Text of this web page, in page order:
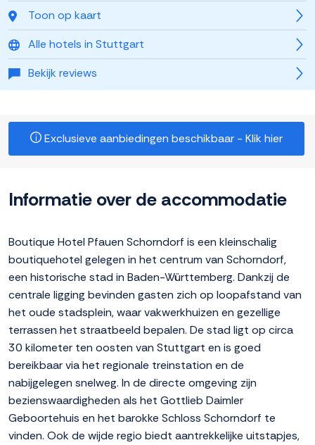
Toon op kaart
Alle hotels in Stuttgart
Bekijk reviews
Exclusieve aanbiedingen beschikbaar - Klik hier
Informatie over de accommodatie
Boutique Hotel Pfauen Schorndorf is een kleinschalig
boutiquehotel gelegen in het centrum van Schorndorf,
een historische stad in Baden-Württemberg. Dankzij de
centrale ligging bevinden gasten zich op loopafstand van
het oude stadsplein, waar vakwerkhuizen en gezellige
terrassen het straatbeeld bepalen. De stad ligt op circa
30 kilometer ten oosten van Stuttgart en is goed
bereikbaar via het regionale treinstation en de
nabijgelegen snelweg. In de directe omgeving zijn
bezienswaardigheden als het Gottlieb Daimler
Geboortehuis en het barokke Schloss Schorndorf te
vinden. Ook de wijde regio biedt aantrekkelijke uitstapjes,